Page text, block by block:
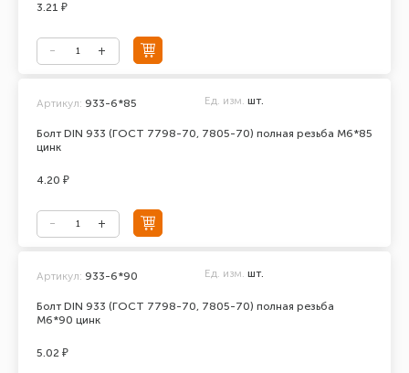
3.21 ₽
Болт DIN 933 (ГОСТ 7798-70, 7805-70) полная резьба М6*85
цинк
Артикул: 933-6*85 Ед. изм. шт.
4.20 ₽
Болт DIN 933 (ГОСТ 7798-70, 7805-70) полная резьба
М6*90 цинк
Артикул: 933-6*90 Ед. изм. шт.
5.02 ₽